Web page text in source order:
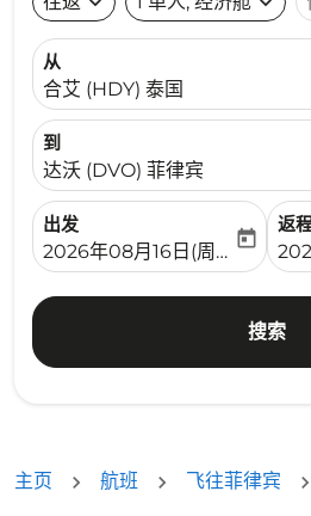
从
合艾 (HDY) 泰国
到
达沃 (DVO) 菲律宾
出发
fc-booking-departure-date-
2026年08月16日(周日)
today
返
fc-
搜索
主页 航班 飞往菲律宾